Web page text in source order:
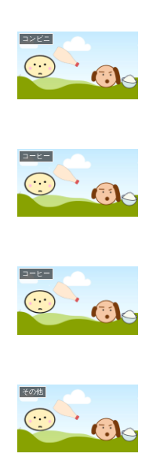
コンビニ
コーヒー
コーヒー
その他